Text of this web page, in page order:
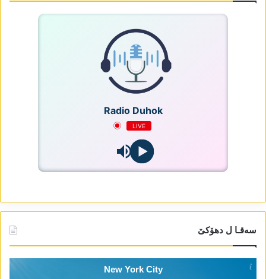
Radio Duhok
LIVE
سەقـا ل دھۆکێ
New York City